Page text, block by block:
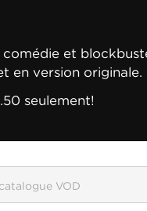
et
en version
seulement!